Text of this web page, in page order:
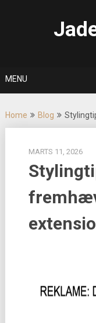
MENU
Home Blog
MARTS 11, 2026